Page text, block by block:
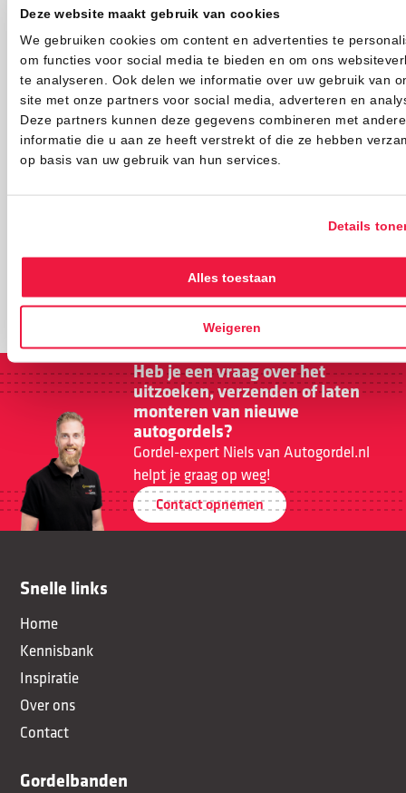
Deze website maakt gebruik van cookies
We gebruiken cookies om content en advertenties te
om functies voor social media te bieden en om ons
te analyseren. Ook delen we informatie over uw gebruik van
site met onze partners voor social media, adverteren en
Deze partners kunnen deze gegevens combineren met andere
informatie die u aan ze heeft verstrekt of die ze hebben
op basis van uw gebruik van hun services.
Details
Alles toestaan
Weigeren
Wat te doen als je autogordel niet goed
werkt?
123
Heb je een vraag over het
uitzoeken, verzenden of laten
monteren van nieuwe
autogordels?
Gordel-expert Niels van Autogordel.nl
helpt je graag op weg!
Contact opnemen
Snelle links
Home
Kennisbank
Inspiratie
Over ons
Contact
Gordelbanden